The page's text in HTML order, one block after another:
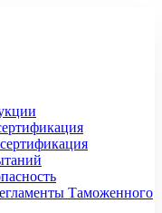
Таможенного